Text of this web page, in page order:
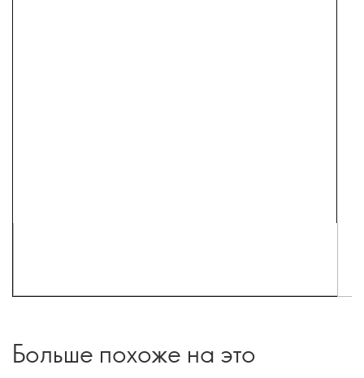
Больше похоже на это